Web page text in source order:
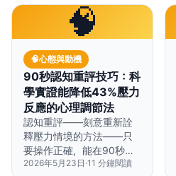
🧠
🧠心態與動機
90秒認知重評技巧：科
學實證能降低43%壓力
反應的心理調節法
認知重評——刻意重新詮
釋壓力情境的方法——只
要操作正確，能在90秒內
降低皮質醇與情緒困擾反
2026年5月23日 ·11 分鐘閱讀